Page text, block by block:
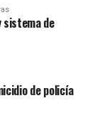
el
sistema de
de policía